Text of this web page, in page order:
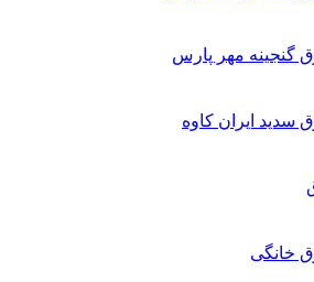
گنجینه مهر پارس
سدید ایران کاوه
خانگی